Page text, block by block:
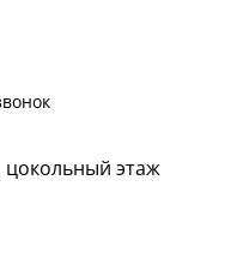
цокольный этаж